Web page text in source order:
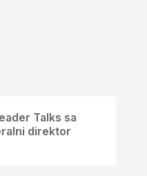
Talks sa
direktor